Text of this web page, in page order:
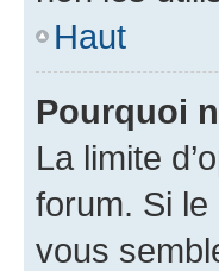
Haut
Pourquoi
La limite
forum. Si le
vous